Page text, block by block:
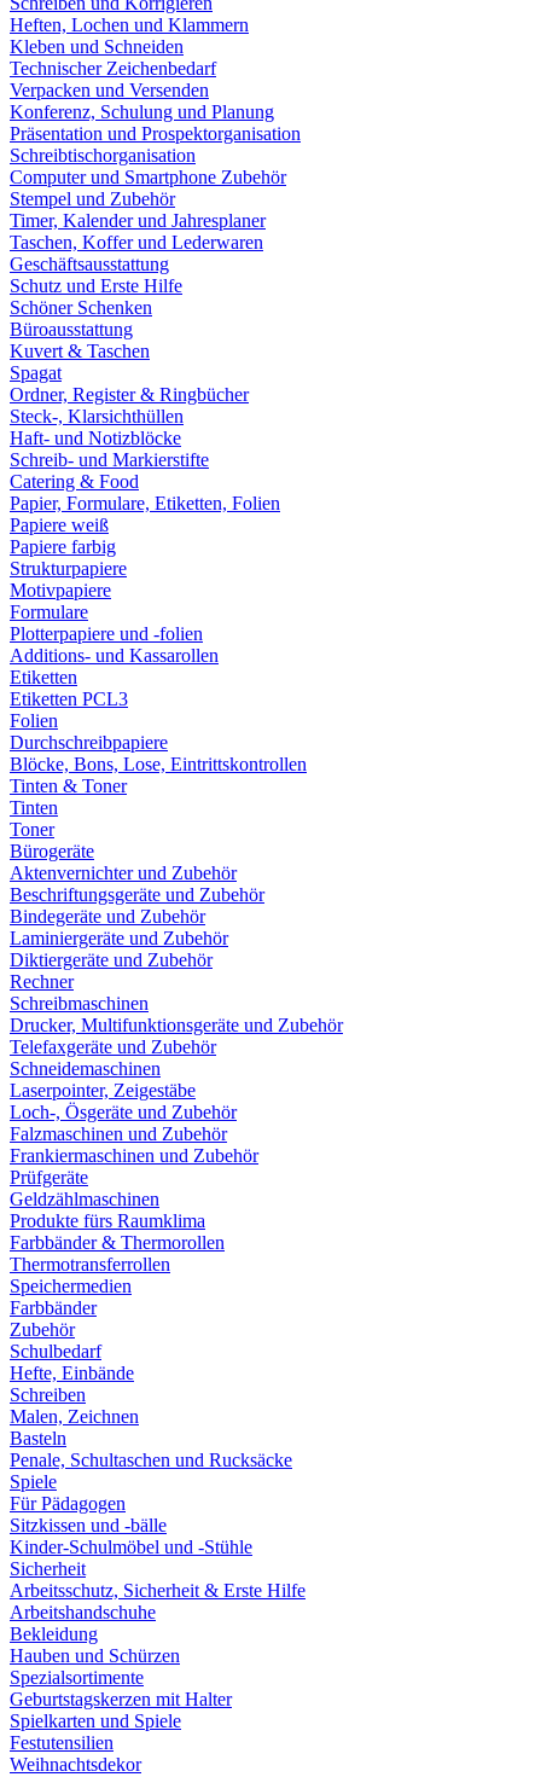
Heften, Lochen und Klammern
Kleben und Schneiden
Technischer Zeichenbedarf
Verpacken und Versenden
Konferenz, Schulung und Planung
Präsentation und Prospektorganisation
Schreibtischorganisation
Computer und Smartphone Zubehör
Stempel und Zubehör
Timer, Kalender und Jahresplaner
Taschen, Koffer und Lederwaren
Geschäftsausstattung
Schutz und Erste Hilfe
Schöner Schenken
Büroausstattung
Kuvert & Taschen
Spagat
Ordner, Register & Ringbücher
Steck-, Klarsichthüllen
Haft- und Notizblöcke
Schreib- und Markierstifte
Catering & Food
Papier, Formulare, Etiketten, Folien
Papiere weiß
Papiere farbig
Strukturpapiere
Motivpapiere
Formulare
Plotterpapiere und -folien
Additions- und Kassarollen
Etiketten
Etiketten PCL3
Folien
Durchschreibpapiere
Blöcke, Bons, Lose, Eintrittskontrollen
Tinten & Toner
Tinten
Toner
Bürogeräte
Aktenvernichter und Zubehör
Beschriftungsgeräte und Zubehör
Bindegeräte und Zubehör
Laminiergeräte und Zubehör
Diktiergeräte und Zubehör
Rechner
Schreibmaschinen
Drucker, Multifunktionsgeräte und Zubehör
Telefaxgeräte und Zubehör
Schneidemaschinen
Laserpointer, Zeigestäbe
Loch-, Ösgeräte und Zubehör
Falzmaschinen und Zubehör
Frankiermaschinen und Zubehör
Prüfgeräte
Geldzählmaschinen
Produkte fürs Raumklima
Farbbänder & Thermorollen
Thermotransferrollen
Speichermedien
Farbbänder
Zubehör
Schulbedarf
Hefte, Einbände
Schreiben
Malen, Zeichnen
Basteln
Penale, Schultaschen und Rucksäcke
Spiele
Für Pädagogen
Sitzkissen und -bälle
Kinder-Schulmöbel und -Stühle
Sicherheit
Arbeitsschutz, Sicherheit & Erste Hilfe
Arbeitshandschuhe
Bekleidung
Hauben und Schürzen
Spezialsortimente
Geburtstagskerzen mit Halter
Spielkarten und Spiele
Festutensilien
Weihnachtsdekor